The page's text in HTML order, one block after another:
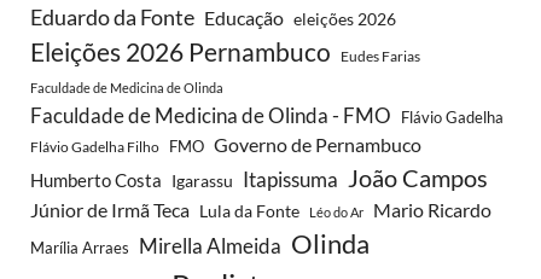
Eduardo da Fonte Educação eleições 2026
Eleições 2026 Pernambuco Eudes Farias
Faculdade de Medicina de Olinda
Faculdade de Medicina de Olinda - FMO Flávio Gadelha
Flávio Gadelha Filho FMO Governo de Pernambuco
Humberto Costa Igarassu Itapissuma João Campos
Júnior de Irmã Teca Lula da Fonte Léo do Ar Mario Ricardo
Marília Arraes Mirella Almeida Olinda